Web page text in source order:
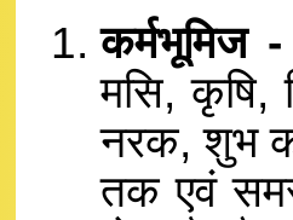
कर्मभूमिज -
मसि, कृषि,
नरक, शुभ
तक एवं